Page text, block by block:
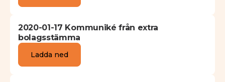
2020-01-17 Kommuniké från extra
bolagsstämma
Ladda ned